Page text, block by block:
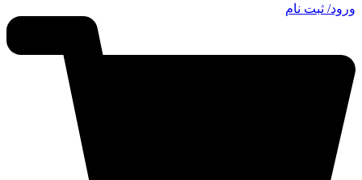
ورود/ ثبت نام